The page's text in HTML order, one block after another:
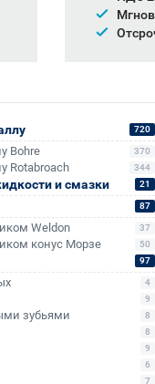
720
Bohre 370
Rotabroach 344
и смазки 21
87
Weldon 37
конус Морзе 50
97
4
9
зубьями 8
8
9
6
7